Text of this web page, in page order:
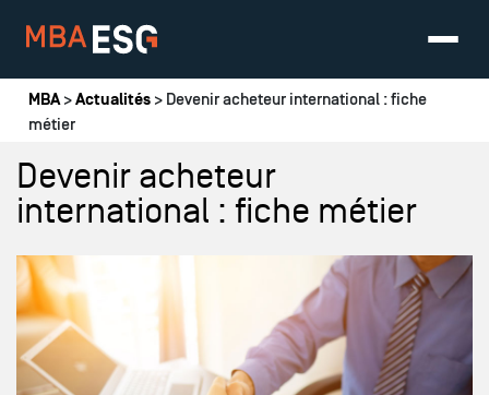
Vous êtes ici
MBA>Actualités > Devenir acheteur international : fiche
métier
Devenir acheteur
international : fiche métier